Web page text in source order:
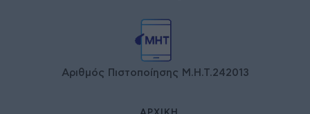
Αριθμός Πιστοποίησης Μ.Η.Τ.242013